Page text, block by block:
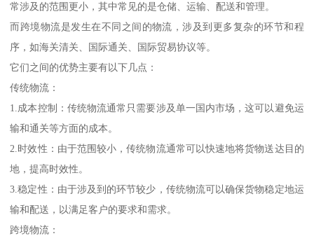
常涉及的范围更小，其中常见的是仓储、运输、配送和管理。
而跨境物流是发生在不同之间的物流，涉及到更多复杂的环节和程
序，如海关清关、国际通关、国际贸易协议等。
它们之间的优势主要有以下几点：
传统物流：
1.成本控制：传统物流通常只需要涉及单一国内市场，这可以避免运
输和通关等方面的成本。
2.时效性：由于范围较小，传统物流通常可以快速地将货物送达目的
地，提高时效性。
3.稳定性：由于涉及到的环节较少，传统物流可以确保货物稳定地运
输和配送，以满足客户的要求和需求。
跨境物流：